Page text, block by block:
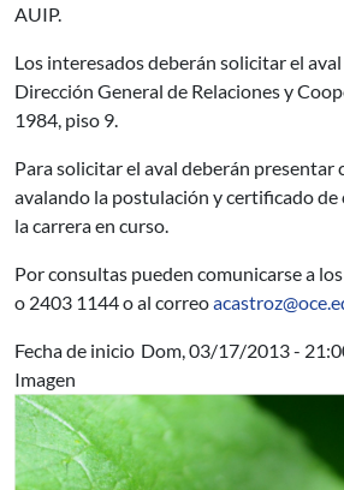
AUIP.
Los interesados deberán solicitar el
Dirección General de Relaciones y
1984, piso 9.
Para solicitar el aval deberán presentar
avalando la postulación y certificado de
la carrera en curso.
Por consultas pueden comunicarse a
o 2403 1144 o al correo
Fecha de inicio Dom, 03/17/2013 -
Imagen